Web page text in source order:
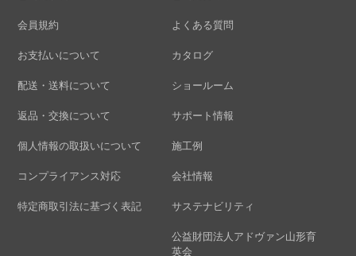
会員規約
お支払いについて
配送・送料について
返品・交換について
個人情報の取扱いについて
コンプライアンス対応
特定商取引法に基づく表記
よくある質問
カタログ
ショールーム
サポート情報
施工例
会社情報
サステナビリティ
公益財団法人アドヴァン山形育
英会